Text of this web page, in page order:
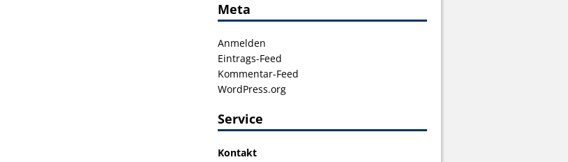
Meta
Anmelden
Eintrags-Feed
Kommentar-Feed
WordPress.org
Service
Kontakt